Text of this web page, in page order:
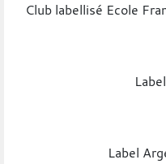
Club labellisé Ecole
Label